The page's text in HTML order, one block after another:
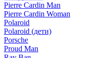
Pierre Cardin Man
Pierre Cardin Woman
Polaroid
Polaroid (дети)
Porsche
Proud Man